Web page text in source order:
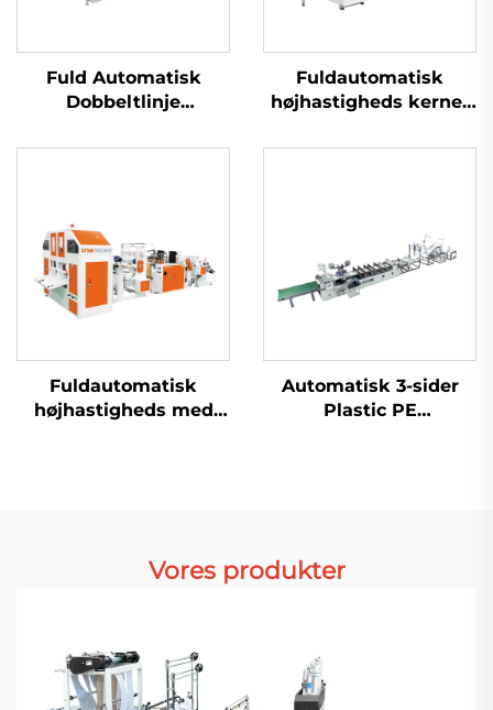
Fuld Automatisk
Dobbeltlinje
T-shirt Sak Produktion
Fuldautomatisk
højhastigheds kernet
taskemaskine
Fuldautomatisk
højhastigheds med
Automatisk 3-sider
Plastic PE
Vores produkter